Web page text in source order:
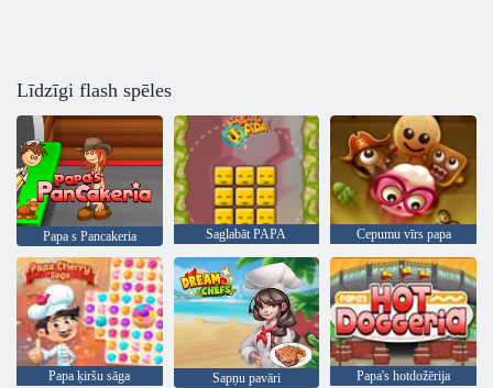
Līdzīgi flash spēles
Papa s Pancakeria Saglabāt PAPA Cepumu vīrs papa
Papa ķiršu sāga Sapņu pavāri Papa's hotdožērija